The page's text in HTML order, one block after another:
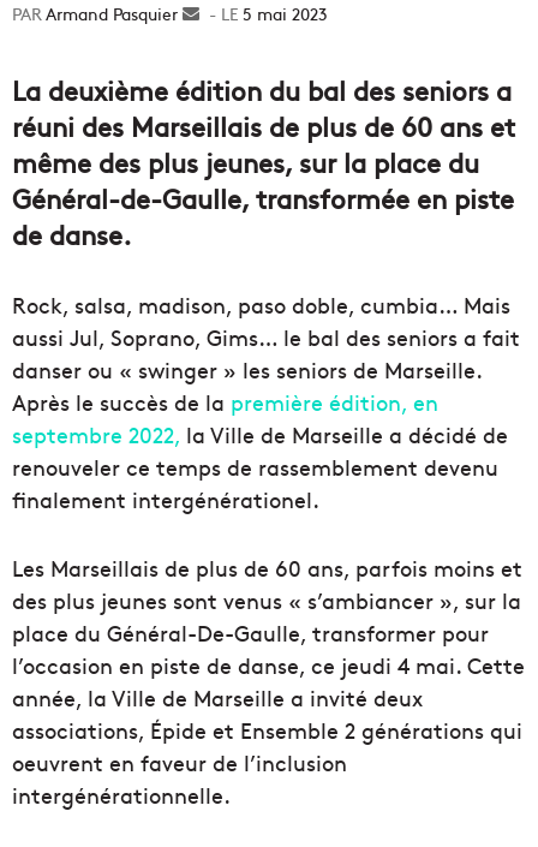
Armand Pasquier
Envoyer5 mai 2023
La deuxième édition du bal des seniors a
réuni des Marseillais de plus de 60 ans et
même des plus jeunes, sur la place du
Général-de-Gaulle, transformée en piste
de danse.
Rock, salsa, madison, paso doble, cumbia… Mais
aussi Jul, Soprano, Gims… le bal des seniors a fait
danser ou « swinger » les seniors de Marseille.
Après le succès de la première édition, en
septembre 2022, la Ville de Marseille a décidé de
renouveler ce temps de rassemblement devenu
finalement intergénérationel.
Les Marseillais de plus de 60 ans, parfois moins et
des plus jeunes sont venus « s’ambiancer », sur la
place du Général-De-Gaulle, transformer pour
l’occasion en piste de danse, ce jeudi 4 mai. Cette
année, la Ville de Marseille a invité deux
associations, Épide et Ensemble 2 générations qui
oeuvrent en faveur de l’inclusion
intergénérationnelle.